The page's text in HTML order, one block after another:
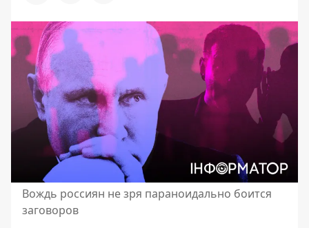
Вождь россиян не зря параноидально боится
заговоров